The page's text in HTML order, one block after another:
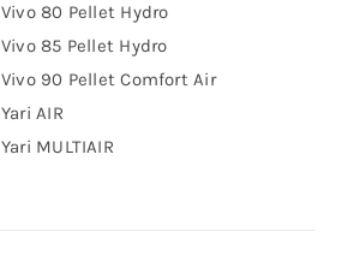
Vivo 80 Pellet Hydro
Vivo 85 Pellet Hydro
Vivo 90 Pellet Comfort Air
Yari AIR
Yari MULTIAIR